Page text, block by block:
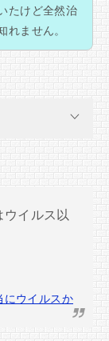
たけど全然治
れません。
イルス以
にウイルスか